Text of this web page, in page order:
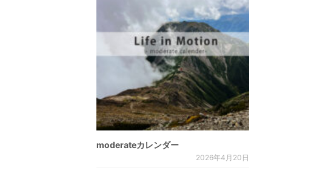
moderateカレンダー
2026年4月20日